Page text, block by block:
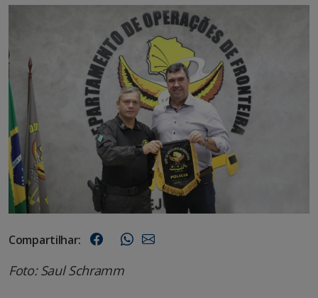
Compartilhar:
Foto: Saul Schramm